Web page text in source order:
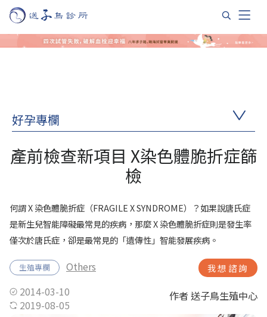
好孕專欄
產前檢查新項目 X染色體脆折症篩
檢
何謂 X 染色體脆折症（FRAGILE X SYNDROME）？如果說唐氏症
是新生兒智能障礙最常見的疾病，那麼 X 染色體脆折症則是發生率
僅次於唐氏症，卻是最常見的「遺傳性」智能發展疾病。
生殖專欄 Others 我想諮詢
2014-03-10
2019-08-05
作者 送子鳥生殖中心